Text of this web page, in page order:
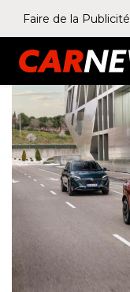
Faire de la Publicité